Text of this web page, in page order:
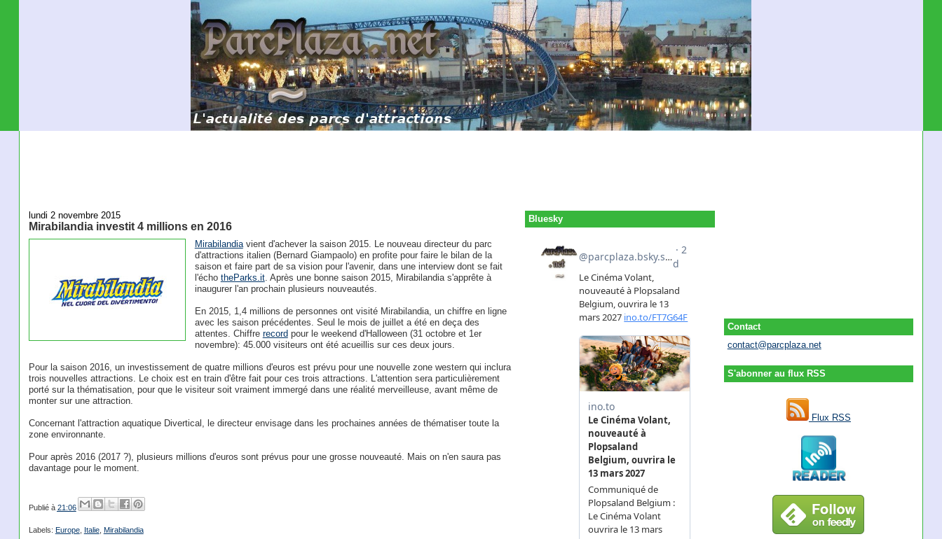
Contact
contact@parcplaza.net
S'abonner au flux RSS
Flux RSS
lundi 2 novembre 2015
Mirabilandia investit 4 millions en 2016
Mirabilandiavient d'achever la saison 2015. Le nouveau directeur du parc
d'attractions italien (Bernard Giampaolo) en profite pour faire le bilan de la
saison et faire part de sa vision pour l'avenir, dans une interview dont se fait
l'écho theParks.it. Après une bonne saison 2015, Mirabilandia s'apprête à
inaugurer l'an prochain plusieurs nouveautés.
En 2015, 1,4 millions de personnes ont visité Mirabilandia, un chiffre en ligne
avec les saison précédentes. Seul le mois de juillet a été en deça des
attentes. Chiffre record pour le weekend d'Halloween (31 octobre et 1er
novembre): 45.000 visiteurs ont été acueillis sur ces deux jours.
Pour la saison 2016, un investissement de quatre millions d'euros est prévu pour une nouvelle zone western qui inclura
trois nouvelles attractions. Le choix est en train d'être fait pour ces trois attractions. L'attention sera particulièrement
porté sur la thématisation, pour que le visiteur soit vraiment immergé dans une réalité merveilleuse, avant même de
monter sur une attraction.
Concernant l'attraction aquatique Divertical, le directeur envisage dans les prochaines années de thématiser toute la
zone environnante.
Pour après 2016 (2017 ?), plusieurs millions d'euros sont prévus pour une grosse nouveauté. Mais on n'en saura pas
davantage pour le moment.
Publié à 21:06
Labels: Europe, Italie, Mirabilandia
Bluesky